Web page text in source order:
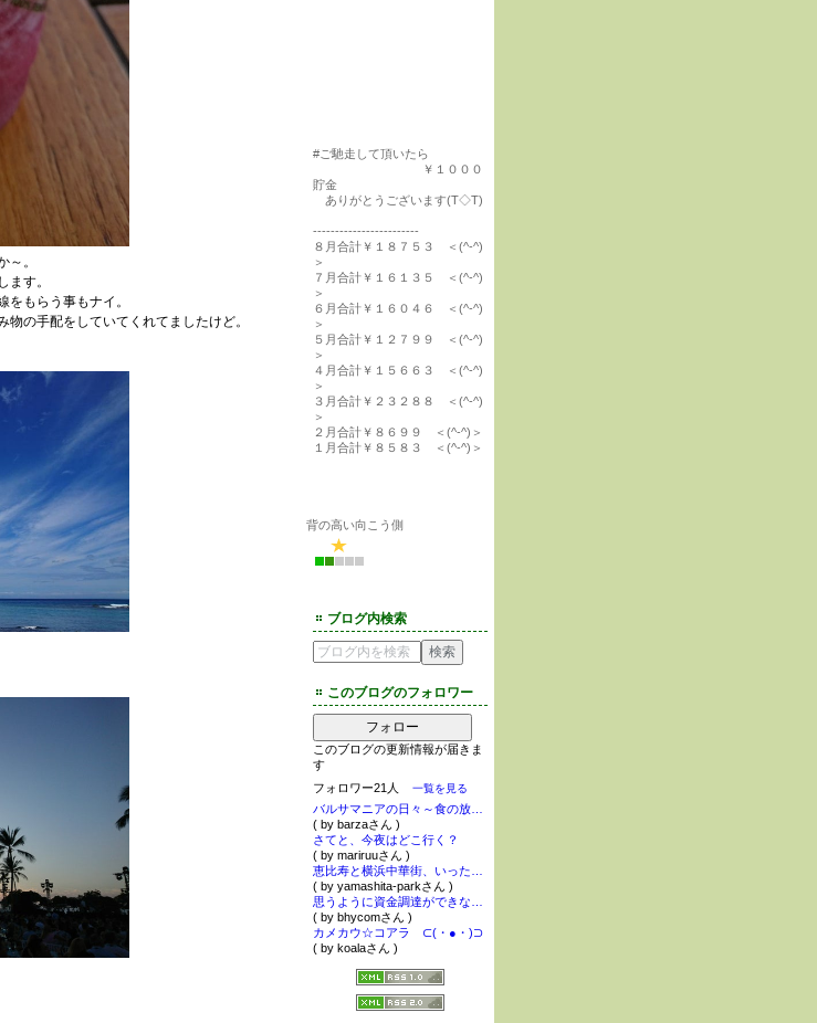
#ご馳走して頂いたら
￥１０００
貯金
ありがとうございます(T◇T)
------------------------
８月合計￥１８７５３ ＜(^-^)
＞
７月合計￥１６１３５ ＜(^-^)
＞
６月合計￥１６０４６ ＜(^-^)
＞
５月合計￥１２７９９ ＜(^-^)
＞
４月合計￥１５６６３ ＜(^-^)
＞
３月合計￥２３２８８ ＜(^-^)
＞
２月合計￥８６９９ ＜(^-^)＞
１月合計￥８５８３ ＜(^-^)＞
背の高い向こう側
ブログ内検索
このブログのフォロワー
フォロー
このブログの更新情報が届きま
す
フォロワー21人
一覧を見る
( by barzaさん )
さてと、今夜はどこ行く？
( by mariruuさん )
( by yamashita-parkさん )
( by bhycomさん )
カメカウ☆コアラ ⊂(・●・)⊃
( by koalaさん )
～。
ます。
もらう事もナイ。
の手配をしていてくれてましたけど。